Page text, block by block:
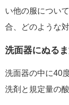
い他の服につい
合、どのような
洗面器にぬる
洗面器の中に40
洗剤と規定量の